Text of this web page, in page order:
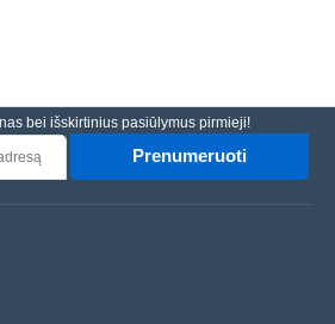
bei išskirtinius pasiūlymus pirmieji!
Prenumeruoti